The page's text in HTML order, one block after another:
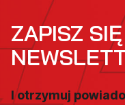
ZAPISZ
I otrzymuj